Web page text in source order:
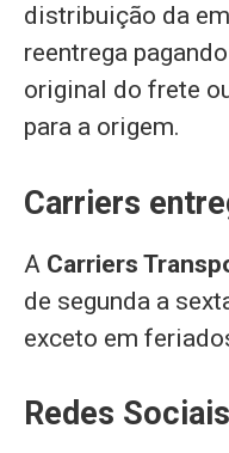
distribuição da
reentrega
original do frete
para a origem.
Carriers
A Carriers
de segunda a
exceto em
Redes